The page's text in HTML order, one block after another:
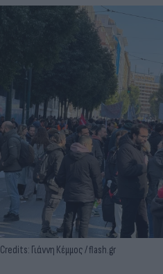
Credits: Γιάννη Κέμμος / flash.gr